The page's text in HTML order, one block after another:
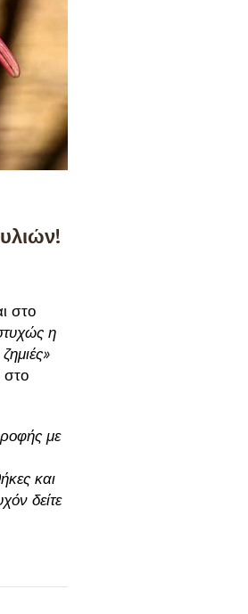
στο
η
στο
με
και
δείτε